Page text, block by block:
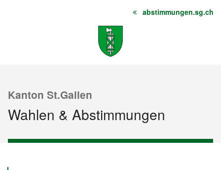
Startseite
Sitemap abstimmungen.sg.ch
Kanton St.Gallen
Wahlen & Abstimmungen